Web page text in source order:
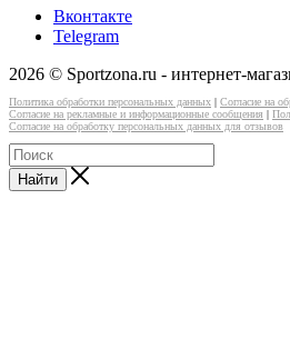
Вконтакте
Telegram
2026 © Sportzona.ru - интернет-
Политика обработки персональных данных | Согласие на
Согласие на рекламные и информационные сообщения |
Согласие на обработку персональных данных для отзывов
Найти